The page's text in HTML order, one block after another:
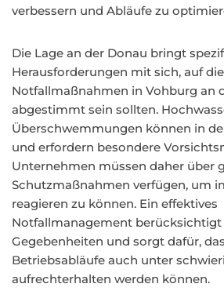
verbessern und Abläufe zu
Die Lage an der Donau bringt
Herausforderungen mit sich, auf die
Notfallmaßnahmen in Vohburg an
abgestimmt sein sollten.
Überschwemmungen können in
und erfordern besondere
Unternehmen müssen daher über
Schutzmaßnahmen verfügen, um
reagieren zu können. Ein effektives
Notfallmanagement berücksichtigt
Gegebenheiten und sorgt dafür,
Betriebsabläufe auch unter
aufrechterhalten werden können.